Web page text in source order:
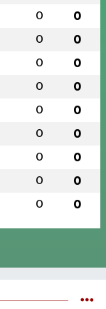
0 0
0 0
0 0
0 0
0 0
0 0
0 0
0 0
0 0